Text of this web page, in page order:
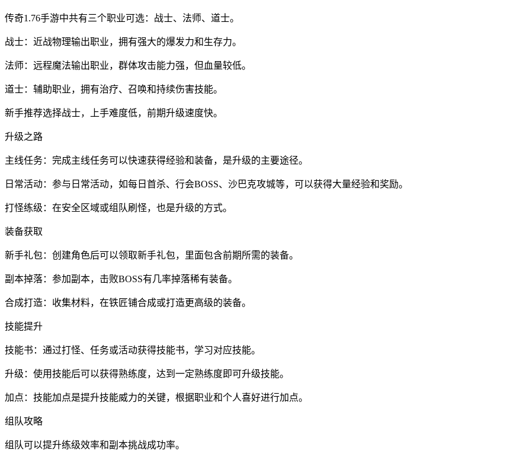
传奇1.76手游中共有三个职业可选：战士、法师、道士。
战士：近战物理输出职业，拥有强大的爆发力和生存力。
法师：远程魔法输出职业，群体攻击能力强，但血量较低。
道士：辅助职业，拥有治疗、召唤和持续伤害技能。
新手推荐选择战士，上手难度低，前期升级速度快。
升级之路
主线任务：完成主线任务可以快速获得经验和装备，是升级的主要途径。
日常活动：参与日常活动，如每日首杀、行会BOSS、沙巴克攻城等，可以获得大量经验和奖励。
打怪练级：在安全区域或组队刷怪，也是升级的方式。
装备获取
新手礼包：创建角色后可以领取新手礼包，里面包含前期所需的装备。
副本掉落：参加副本，击败BOSS有几率掉落稀有装备。
合成打造：收集材料，在铁匠铺合成或打造更高级的装备。
技能提升
技能书：通过打怪、任务或活动获得技能书，学习对应技能。
升级：使用技能后可以获得熟练度，达到一定熟练度即可升级技能。
加点：技能加点是提升技能威力的关键，根据职业和个人喜好进行加点。
组队攻略
组队可以提升练级效率和副本挑战成功率。